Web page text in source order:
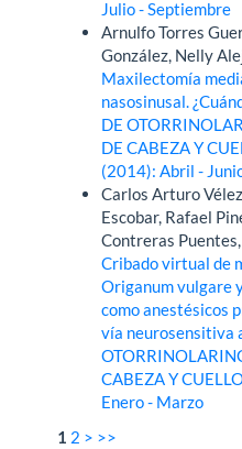
Julio - Septiembre
Arnulfo Torres
González, Nelly
Maxilectomía
nasosinusal.
DE
DE CABEZA Y
(2014): Abril -
Carlos Arturo
Escobar, Rafael
Contreras
Cribado virtual de
Origanum vulgare
como anestésicos
vía neurosensitiva
CABEZA Y
Enero - Marzo
1 2 > >>